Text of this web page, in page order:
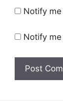
Notify
Notify